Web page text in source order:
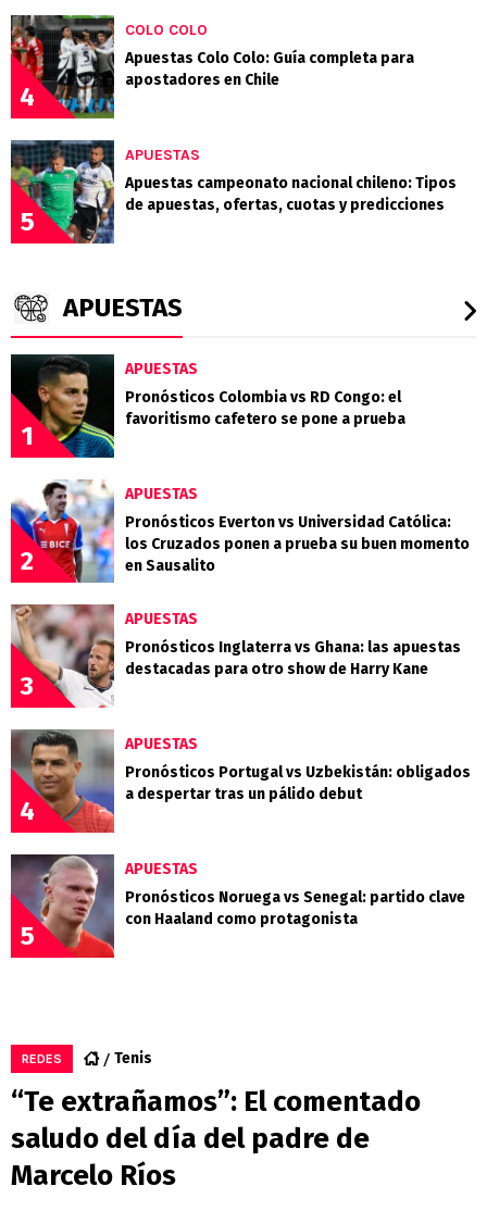
4
COLO COLO
Apuestas Colo Colo: Guía completa para
apostadores en Chile
5
APUESTAS
Apuestas campeonato nacional chileno: Tipos
de apuestas, ofertas, cuotas y predicciones
APUESTAS
1
APUESTAS
Pronósticos Colombia vs RD Congo: el
favoritismo cafetero se pone a prueba
2
APUESTAS
Pronósticos Everton vs Universidad Católica:
los Cruzados ponen a prueba su buen momento
en Sausalito
3
APUESTAS
Pronósticos Inglaterra vs Ghana: las apuestas
destacadas para otro show de Harry Kane
4
APUESTAS
Pronósticos Portugal vs Uzbekistán: obligados
a despertar tras un pálido debut
5
APUESTAS
Pronósticos Noruega vs Senegal: partido clave
con Haaland como protagonista
REDES Tenis
“Te extrañamos”: El comentado
saludo del día del padre de
Marcelo Ríos